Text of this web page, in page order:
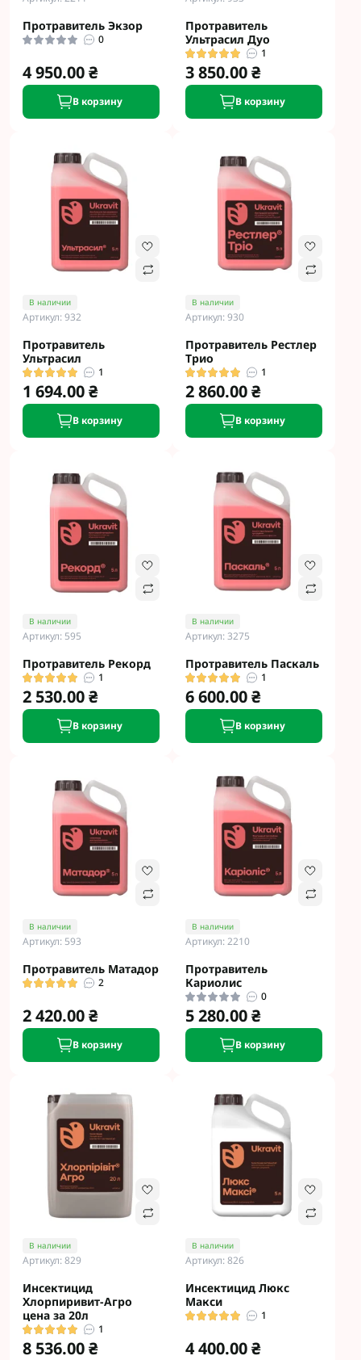
Протравитель Экзор
0
4 950.00 ₴
В корзину
Протравитель
Ультрасил Дуо
1
3 850.00 ₴
В корзину
В наличии
Артикул: 932
Протравитель
Ультрасил
1
1 694.00 ₴
В корзину
В наличии
Артикул: 930
Протравитель Рестлер
Трио
1
2 860.00 ₴
В корзину
В наличии
Артикул: 595
Протравитель Рекорд
1
2 530.00 ₴
В корзину
В наличии
Артикул: 3275
Протравитель Паскаль
1
6 600.00 ₴
В корзину
В наличии
Артикул: 593
Протравитель Матадор
2
2 420.00 ₴
В корзину
В наличии
Артикул: 2210
Протравитель
Кариолис
0
5 280.00 ₴
В корзину
В наличии
Артикул: 829
Инсектицид
Хлорпиривит-Агро
цена за 20л
1
8 536.00 ₴
В наличии
Артикул: 826
Инсектицид Люкс
Макси
1
4 400.00 ₴